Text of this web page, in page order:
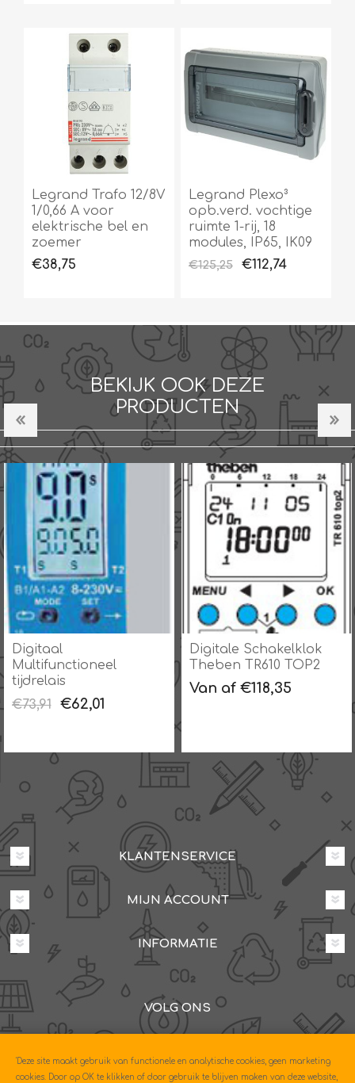
Legrand Trafo 12/8V
1/0,66 A voor
elektrische bel en
zoemer
€38,75
Legrand Plexo³
opb.verd. vochtige
ruimte 1-rij, 18
modules, IP65, IK09
€125,25 €112,74
BEKIJK OOK DEZE
PRODUCTEN
Digitaal
Multifunctioneel
tijdrelais
€73,91
€62,01
Digitale Schakelklok
Theben TR610 TOP2
Van af €118,35
KLANTENSERVICE
MIJN ACCOUNT
INFORMATIE
VOLG ONS
085-0604630
'Deze site maakt gebruik van functionele en analytische cookies, geen marketing
cookies. Door op OK te klikken of door gebruik te blijven maken van deze website,